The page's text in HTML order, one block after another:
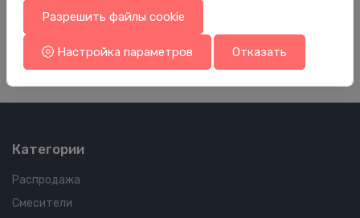
170.01 €
Категории
Распродажа
Смесители
Разрешить файлы cookie
Настройка параметров Отказать